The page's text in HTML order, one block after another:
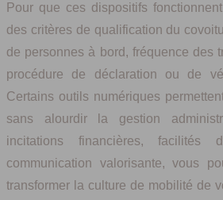
Pour que ces dispositifs
des critères de qualification du
de personnes à bord, fréquence des
procédure de déclaration ou de
Certains outils numériques
sans alourdir la gestion
incitations financières, facilités
communication valorisante, vous
transformer la culture de mobilité de